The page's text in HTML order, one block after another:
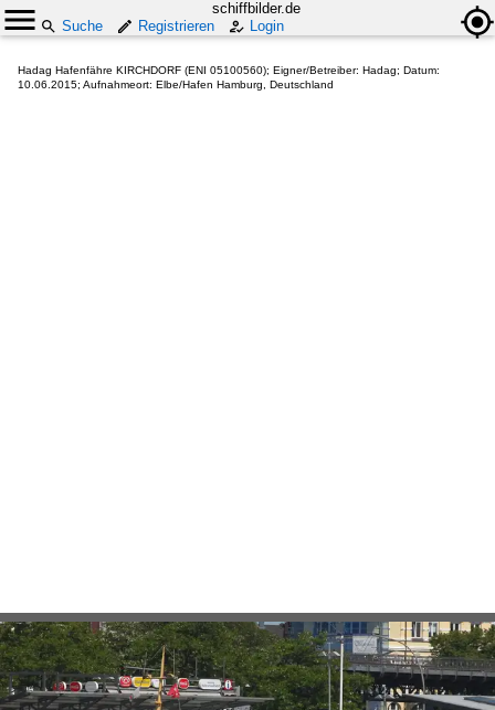
schiffbilder.de
Suche
Registrieren Login
Hadag Hafenfähre KIRCHDORF (ENI 05100560); Eigner/Betreiber: Hadag; Datum:
10.06.2015; Aufnahmeort: Elbe/Hafen Hamburg, Deutschland